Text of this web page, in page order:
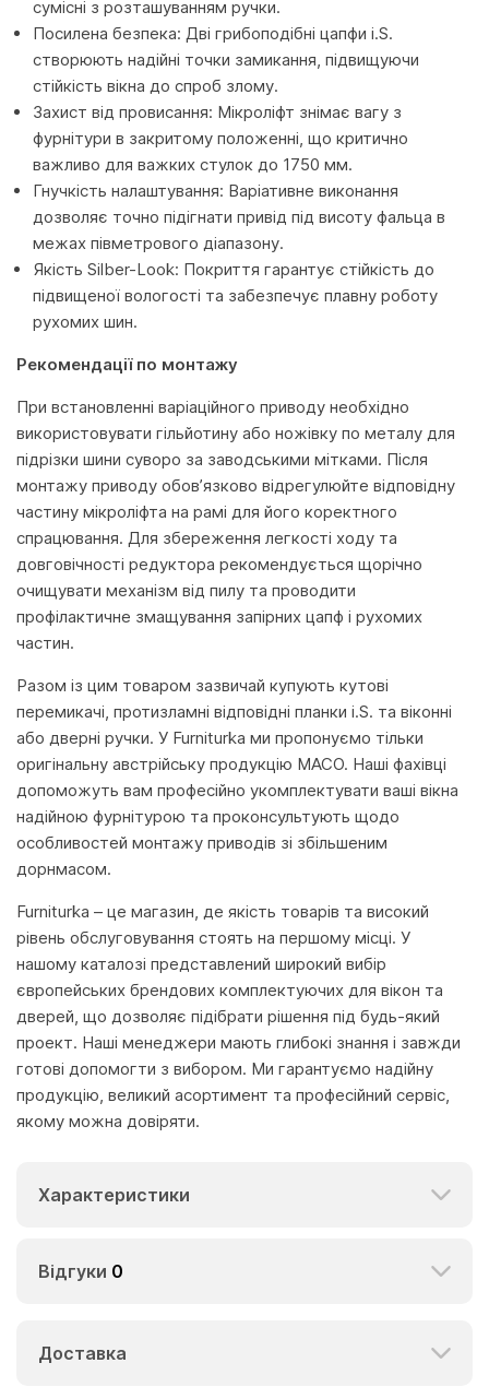
сумісні з розташуванням ручки.
Посилена безпека: Дві грибоподібні цапфи i.S.
створюють надійні точки замикання, підвищуючи
стійкість вікна до спроб злому.
Захист від провисання: Мікроліфт знімає вагу з
фурнітури в закритому положенні, що критично
важливо для важких стулок до 1750 мм.
Гнучкість налаштування: Варіативне виконання
дозволяє точно підігнати привід під висоту фальца в
межах півметрового діапазону.
Якість Silber-Look: Покриття гарантує стійкість до
підвищеної вологості та забезпечує плавну роботу
рухомих шин.
Рекомендації по монтажу
При встановленні варіаційного приводу необхідно
використовувати гільйотину або ножівку по металу для
підрізки шини суворо за заводськими мітками. Після
монтажу приводу обов’язково відрегулюйте відповідну
частину мікроліфта на рамі для його коректного
спрацювання. Для збереження легкості ходу та
довговічності редуктора рекомендується щорічно
очищувати механізм від пилу та проводити
профілактичне змащування запірних цапф і рухомих
частин.
Разом із цим товаром зазвичай купують кутові
перемикачі, протизламні відповідні планки i.S. та віконні
або дверні ручки. У Furniturka ми пропонуємо тільки
оригінальну австрійську продукцію MACO. Наші фахівці
допоможуть вам професійно укомплектувати ваші вікна
надійною фурнітурою та проконсультують щодо
особливостей монтажу приводів зі збільшеним
дорнмасом.
Furniturka – це магазин, де якість товарів та високий
рівень обслуговування стоять на першому місці. У
нашому каталозі представлений широкий вибір
європейських брендових комплектуючих для вікон та
дверей, що дозволяє підібрати рішення під будь-який
проект. Наші менеджери мають глибокі знання і завжди
готові допомогти з вибором. Ми гарантуємо надійну
продукцію, великий асортимент та професійний сервіс,
якому можна довіряти.
Характеристики
Відгуки 0
Доставка